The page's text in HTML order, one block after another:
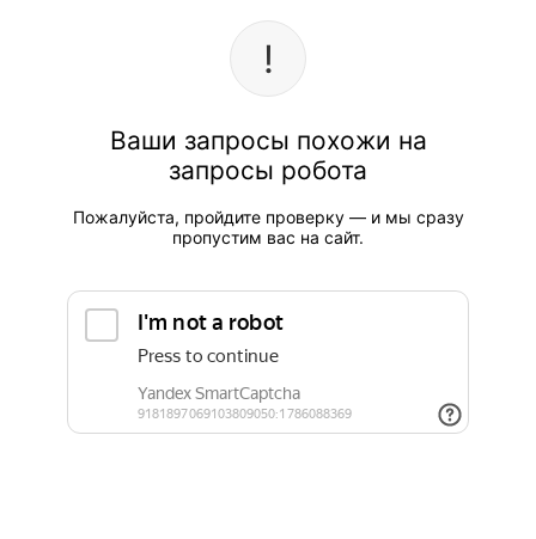
Ваши запросы похожи на
запросы робота
Пожалуйста, пройдите проверку — и мы сразу
пропустим вас на сайт.